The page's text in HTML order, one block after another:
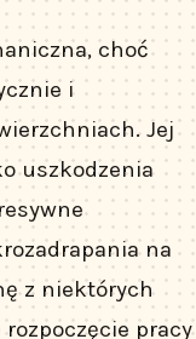
choć
i
Jej
uszkodzenia
na
z niektórych
pracy